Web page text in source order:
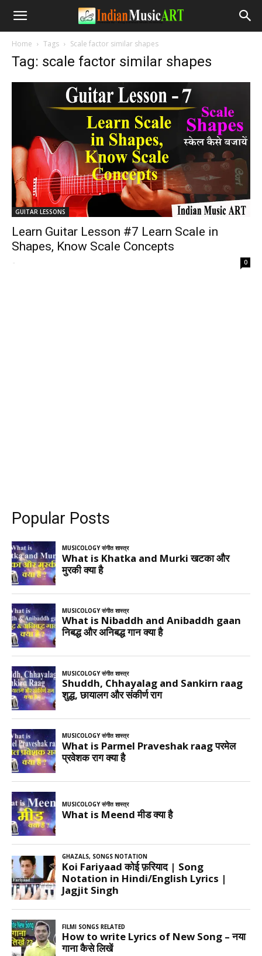
Home Tags Scale factor similar shapes
Tag: scale factor similar shapes
GUITAR LESSONS
Learn Guitar Lesson #7 Learn Scale in
Shapes, Know Scale Concepts
- 0
Popular Posts